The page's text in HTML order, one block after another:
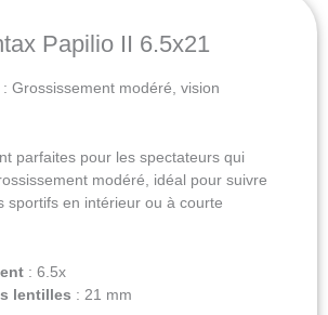
Papilio II 6.5x21
: Grossissement modéré, vision
parfaites pour les spectateurs qui
modéré, idéal pour suivre
sportifs en intérieur ou à courte
: 6.5x
lentilles : 21 mm